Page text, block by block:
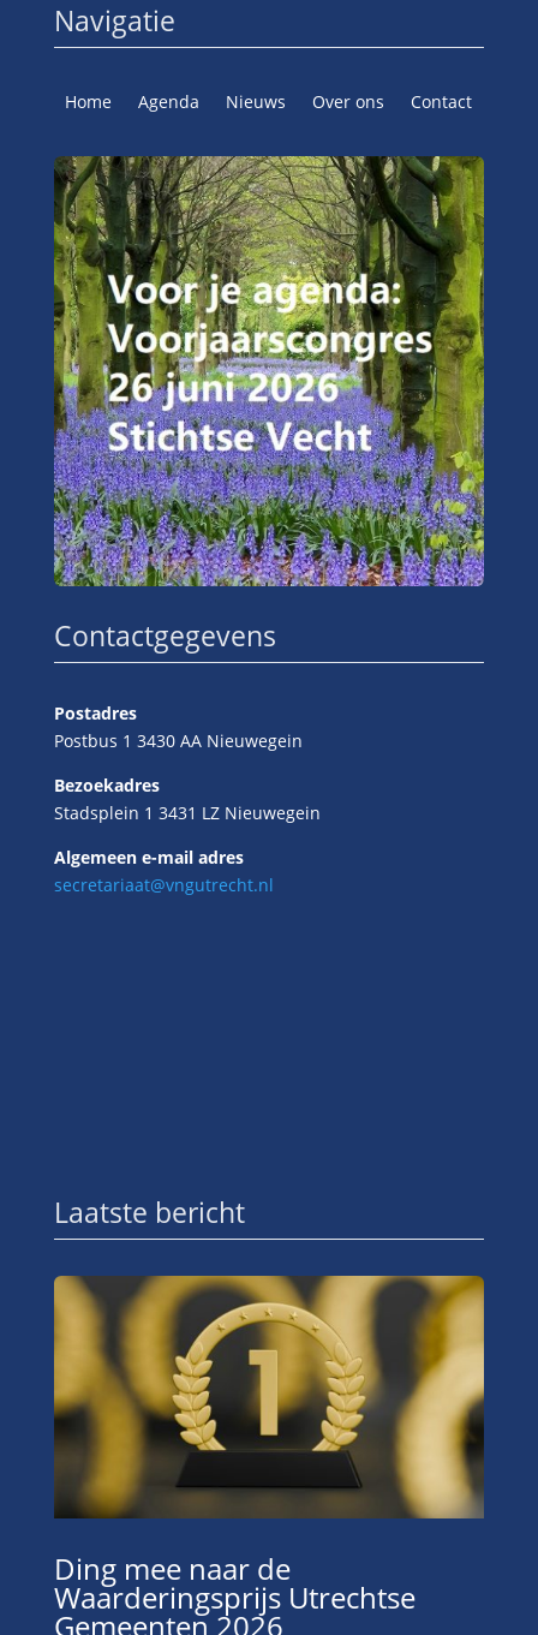
Navigatie
Home Agenda Nieuws Over ons Contact
Contactgegevens
Postadres
Postbus 1 3430 AA Nieuwegein
Bezoekadres
Stadsplein 1 3431 LZ Nieuwegein
Algemeen e-mail adres
secretariaat@vngutrecht.nl
Laatste bericht
Ding mee naar de
Waarderingsprijs Utrechtse
Gemeenten 2026